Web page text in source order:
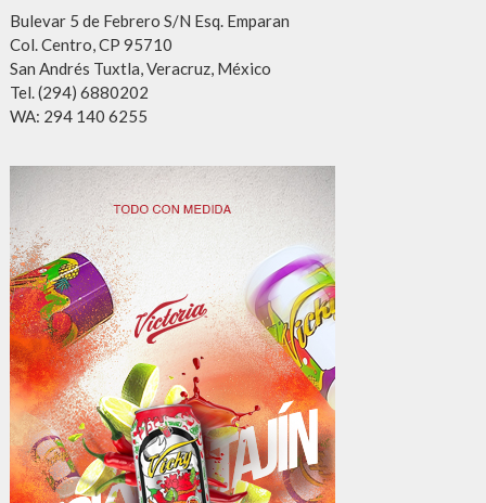
Bulevar 5 de Febrero S/N Esq. Emparan
Col. Centro, CP 95710
San Andrés Tuxtla, Veracruz, México
Tel. (294) 6880202
WA: 294 140 6255